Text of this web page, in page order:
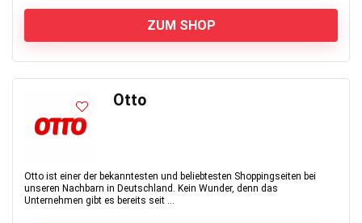
ZUM SHOP
Otto
Otto ist einer der bekanntesten und beliebtesten Shoppingseiten bei
unseren Nachbarn in Deutschland. Kein Wunder, denn das
Unternehmen gibt es bereits seit ...